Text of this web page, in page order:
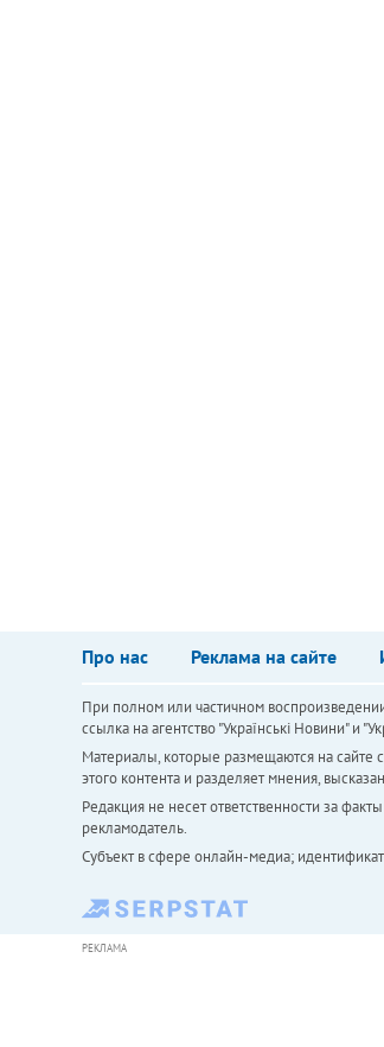
Про нас Реклама на сайте
При полном или частичном
ссылка на агентство "Українськi Новини" и
Материалы, которые размещаются на сайте
этого контента и разделяет мнения,
Редакция не несет ответственности за
рекламодатель.
Субъект в сфере онлайн-медиа;
РЕКЛАМА